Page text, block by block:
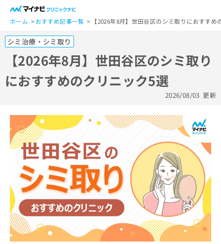
ホーム おすすめ記事一覧 【2026年8月】世田谷区のシミ取りにおすすめ
シミ治療・シミ取り
【2026年8月】世田谷区のシミ取り
におすすめのクリニック5選
2026/08/03 更新
一
般
ー
ザ
ー
の
方
ら
ビ
ク
リ
ニ
ッ
ク
医
係
者
の
方
は
こ